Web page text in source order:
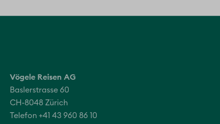
Vögele Reisen AG
Baslerstrasse 60
CH-8048 Zürich
Telefon +41 43 960 86 10